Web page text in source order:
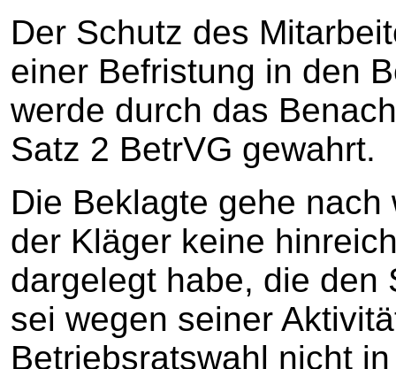
Der Schutz des
einer Befristung in den
werde durch das
Satz 2 BetrVG gewahrt.
Die Beklagte gehe
der Kläger keine
dargelegt habe, die den
sei wegen seiner
Betriebsratswahl nicht